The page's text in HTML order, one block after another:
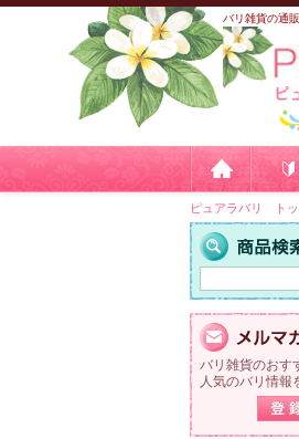
バリ雑貨の通
ピュアラバリ ト
バリ雑貨のおす
人気のバリ情報